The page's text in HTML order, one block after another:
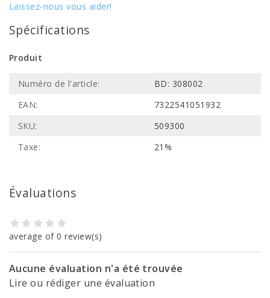
Laissez-nous vous aider!
Spécifications
Produit
Numéro de l'article:
BD: 308002
EAN:
7322541051932
SKU:
509300
Taxe:
21%
Évaluations
average of 0 review(s)
Aucune évaluation n'a été trouvée
Lire ou rédiger une évaluation